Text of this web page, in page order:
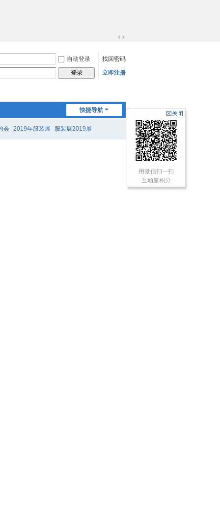
换
到
宽
自动登录 找回密码
登录 立即注册
快捷导航
会 2019年服装展 服装展2019展
用微信扫一扫
互动赢积分